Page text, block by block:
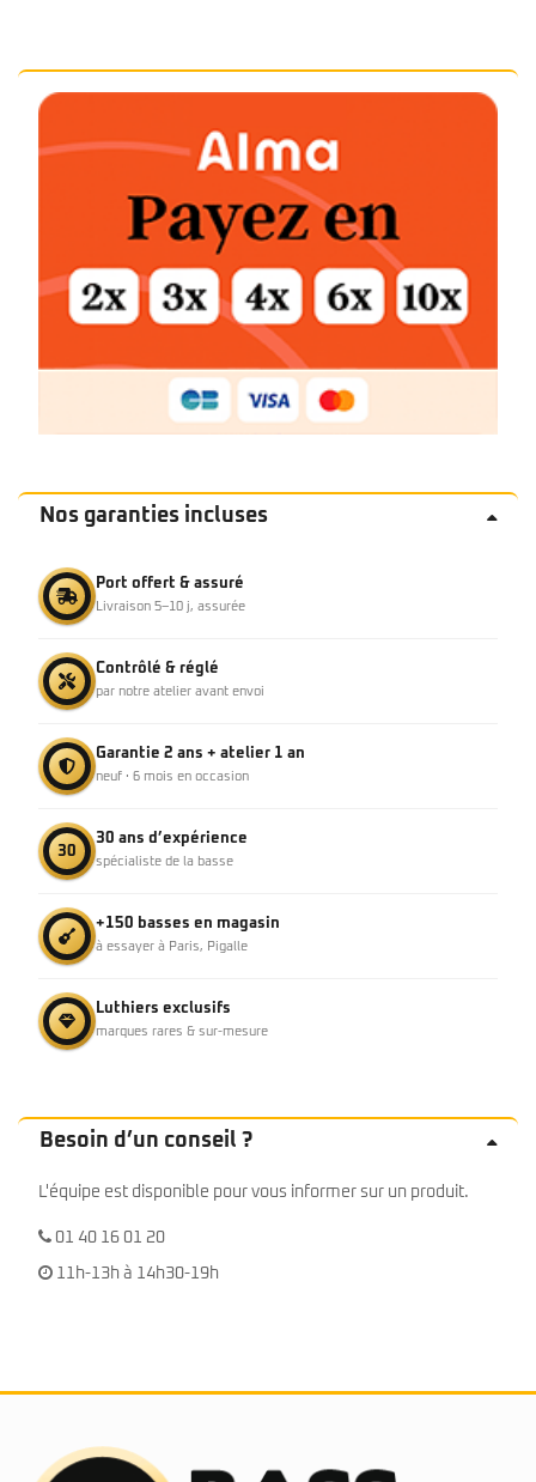
Nos garanties incluses
Port offert & assuré
Livraison 5–10 j, assurée
Contrôlé & réglé
par notre atelier avant envoi
Garantie 2 ans + atelier 1 an
neuf · 6 mois en occasion
30
30 ans d’expérience
spécialiste de la basse
+150 basses en magasin
à essayer à Paris, Pigalle
Luthiers exclusifs
marques rares & sur-mesure
Besoin d’un conseil ?
L'équipe est disponible pour vous informer sur un produit.
01 40 16 01 20
11h-13h à 14h30-19h